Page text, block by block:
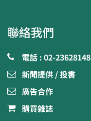
聯絡我們
電話 : 02-23628148
新聞提供 / 投書
廣告合作
購買雜誌